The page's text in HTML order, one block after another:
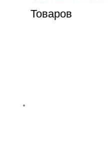
Товаров